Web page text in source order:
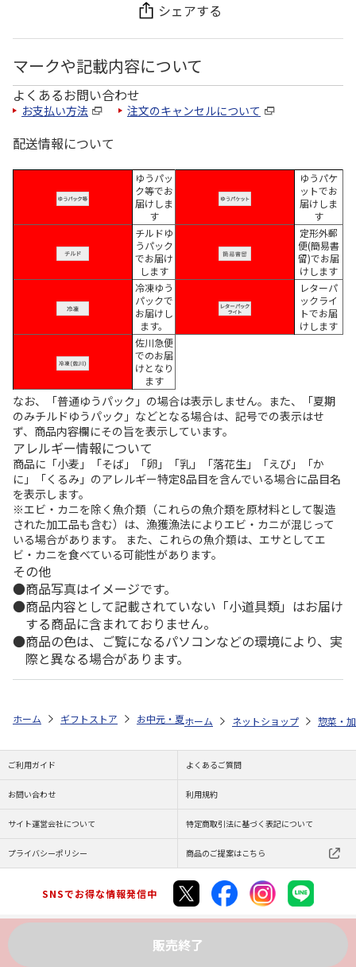
シェアする
マークや記載内容について
よくあるお問い合わせ
お支払い方法 注文のキャンセルについて
配送情報について
ゆうパッ
ク等でお
届けしま
す
ゆうパケ
ットでお
届けしま
す
チルドゆ
うパック
でお届け
します
定形外郵
便(簡易書
留)でお届
けします
冷凍ゆう
パックで
お届けし
ます。
レターパ
ックライ
トでお届
けします
佐川急便
でのお届
けとなり
ます
なお、「普通ゆうパック」の場合は表示しません。また、「夏期
のみチルドゆうパック」などとなる場合は、記号での表示はせ
ず、商品内容欄にその旨を表示しています。
アレルギー情報について
商品に「小麦」「そば」「卵」「乳」「落花生」「えび」「か
に」「くるみ」のアレルギー特定8品目を含んでいる場合に品目名
を表示します。
※エビ・カニを除く魚介類（これらの魚介類を原材料として製造
された加工品も含む）は、漁獲漁法によりエビ・カニが混じって
いる場合があります。 また、これらの魚介類は、エサとしてエ
ビ・カニを食べている可能性があります。
その他
商品写真はイメージです。
商品内容として記載されていない「小道具類」はお届け
する商品に含まれておりません。
商品の色は、ご覧になるパソコンなどの環境により、実
際と異なる場合があります。
販売終了
ホーム ギフトストア お中元・夏ギフト特集 2026 ゆうゆうギフト
ホーム ネットショップ 惣菜・
ご利用ガイド よくあるご質問
お問い合わせ 利用規約
サイト運営会社について 特定商取引法に基づく表記について
プライバシーポリシー 商品のご提案はこちら
SNSでお得な情報発信中